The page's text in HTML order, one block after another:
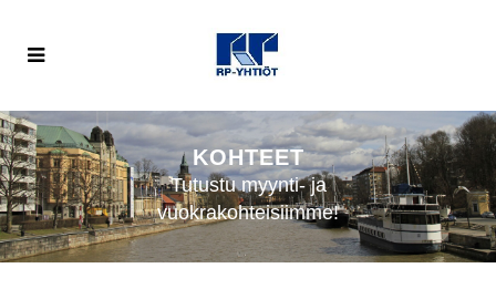
KOHTEET
Tutustu myynti- ja
vuokrakohteisiimme!